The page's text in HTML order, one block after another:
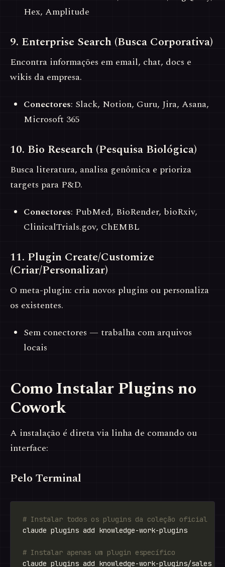
Hex, Amplitude
9. Enterprise Search (Busca Corporativa)
Encontra informações em email, chat, docs e
wikis da empresa.
Conectores: Slack, Notion, Guru, Jira, Asana,
Microsoft 365
10. Bio Research (Pesquisa Biológica)
Busca literatura, analisa genômica e prioriza
targets para P&D.
Conectores: PubMed, BioRender, bioRxiv,
ClinicalTrials.gov, ChEMBL
11. Plugin Create/Customize
(Criar/Personalizar)
O meta-plugin: cria novos plugins ou personaliza
os existentes.
Sem conectores — trabalha com arquivos
locais
Como Instalar Plugins no
Cowork
A instalação é direta via linha de comando ou
interface:
Pelo Terminal
# Instalar todos os plugins da coleção oficial
# Instalar apenas um plugin específico